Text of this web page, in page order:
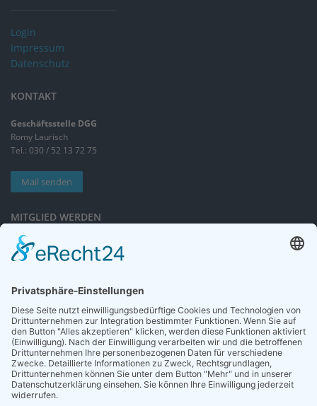
Login
Impressum
Datenschutz
KONTAKT
Geschäftsstelle DGG
Romy Laurisch
Tel.: 030 / 52 13 72 75
Mail senden
MITGLIED WERDEN
Sieben gute Gründe
für Ihre Mitgliedschaft
NEWSLETTER
Neuigkeiten rund um die Geriatrie und die DGG – regelmäßig in Ihrem
Postfach.